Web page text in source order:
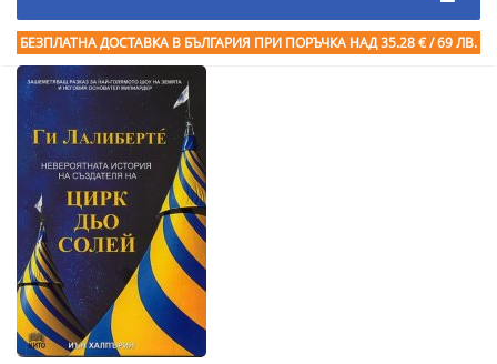
БЕЗПЛАТНА ДОСТАВКА В БЪЛГАРИЯ ПРИ ПОРЪЧКА НАД 35.28 € / 69 ЛВ.